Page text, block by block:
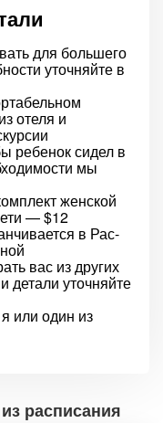
для большего
уточняйте в
отеля и
ребенок сидел в
мы
женской
— $12
в Рас-
вас из других
детали уточняйте
или один из
расписания